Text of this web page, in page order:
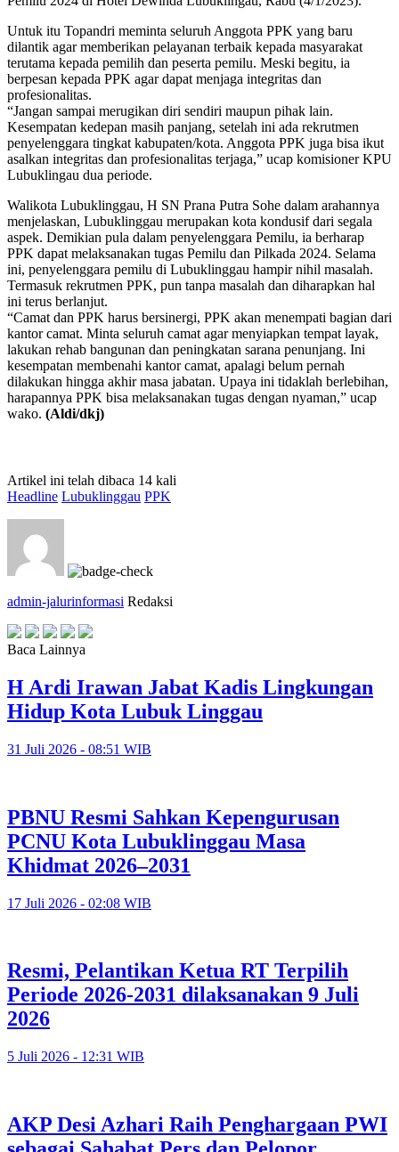
Untuk itu Topandri meminta seluruh Anggota PPK yang baru
dilantik agar memberikan pelayanan terbaik kepada masyarakat
terutama kepada pemilih dan peserta pemilu. Meski begitu, ia
berpesan kepada PPK agar dapat menjaga integritas dan
profesionalitas.
“Jangan sampai merugikan diri sendiri maupun pihak lain.
Kesempatan kedepan masih panjang, setelah ini ada rekrutmen
penyelenggara tingkat kabupaten/kota. Anggota PPK juga bisa ikut
asalkan integritas dan profesionalitas terjaga,” ucap komisioner KPU
Lubuklingau dua periode.
Walikota Lubuklinggau, H SN Prana Putra Sohe dalam arahannya
menjelaskan, Lubuklinggau merupakan kota kondusif dari segala
aspek. Demikian pula dalam penyelenggara Pemilu, ia berharap
PPK dapat melaksanakan tugas Pemilu dan Pilkada 2024. Selama
ini, penyelenggara pemilu di Lubuklinggau hampir nihil masalah.
Termasuk rekrutmen PPK, pun tanpa masalah dan diharapkan hal
ini terus berlanjut.
“Camat dan PPK harus bersinergi, PPK akan menempati bagian dari
kantor camat. Minta seluruh camat agar menyiapkan tempat layak,
lakukan rehab bangunan dan peningkatan sarana penunjang. Ini
kesempatan membenahi kantor camat, apalagi belum pernah
dilakukan hingga akhir masa jabatan. Upaya ini tidaklah berlebihan,
harapannya PPK bisa melaksanakan tugas dengan nyaman,” ucap
wako. (Aldi/dkj)
Artikel ini telah dibaca 14 kali
Headline Lubuklinggau PPK
admin-jalurinformasi Redaksi
Baca Lainnya
H Ardi Irawan Jabat Kadis Lingkungan
Hidup Kota Lubuk Linggau
31 Juli 2026 - 08:51 WIB
PBNU Resmi Sahkan Kepengurusan
PCNU Kota Lubuklinggau Masa
Khidmat 2026–2031
17 Juli 2026 - 02:08 WIB
Resmi, Pelantikan Ketua RT Terpilih
Periode 2026-2031 dilaksanakan 9 Juli
2026
5 Juli 2026 - 12:31 WIB
AKP Desi Azhari Raih Penghargaan PWI